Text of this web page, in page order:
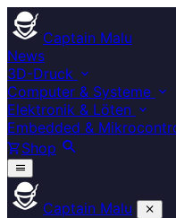
Captain Malu
News
3D-Druck
Computer & Systeme
Elektronik & Löten
Embedded &
Shop
Captain Malu